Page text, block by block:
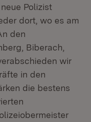
Polizist
dort, wo es am
den
Biberach,
wir
in den
die bestens